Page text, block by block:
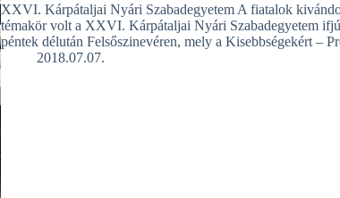
XXVI. Kárpátaljai Nyári Szabadegyetem A fiatalok
témakör volt a XXVI. Kárpátaljai Nyári Szabadegyetem
péntek délután Felsőszinevéren, mely a Kisebbségekért
2018.07.07.